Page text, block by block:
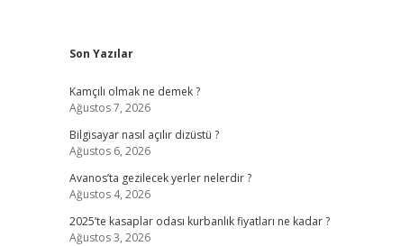
Sidebar
Son Yazılar
Kamçılı olmak ne demek ?
Ağustos 7, 2026
Bilgisayar nasıl açılır dizüstü ?
Ağustos 6, 2026
Avanos’ta gezilecek yerler nelerdir ?
Ağustos 4, 2026
2025’te kasaplar odası kurbanlık fiyatları ne kadar ?
Ağustos 3, 2026